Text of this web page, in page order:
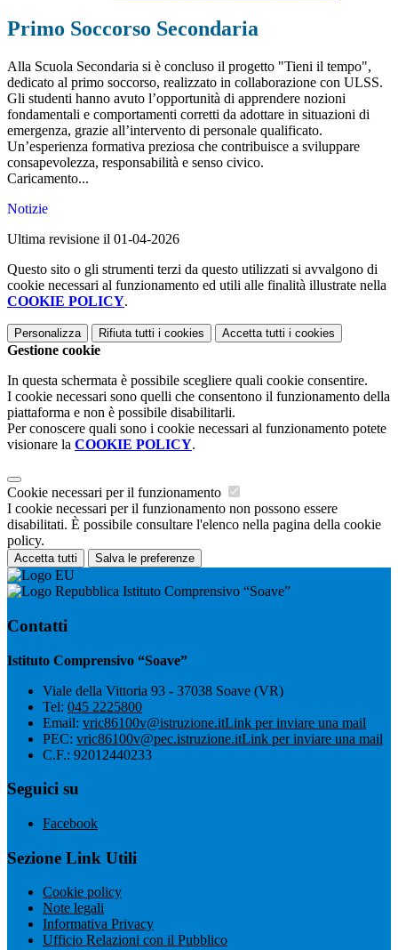
Primo Soccorso Secondaria
Alla Scuola Secondaria si è concluso il progetto "Tieni il tempo",
dedicato al primo soccorso, realizzato in collaborazione con ULSS.
Gli studenti hanno avuto l’opportunità di apprendere nozioni
fondamentali e comportamenti corretti da adottare in situazioni di
emergenza, grazie all’intervento di personale qualificato.
Un’esperienza formativa preziosa che contribuisce a sviluppare
consapevolezza, responsabilità e senso civico.
Caricamento...
Notizie
Ultima revisione il 01-04-2026
Questo sito o gli strumenti terzi da questo utilizzati si avvalgono di
cookie necessari al funzionamento ed utili alle finalità illustrate nella
COOKIE POLICY.
Personalizza Rifiuta tutti i cookies Accetta tutti i cookies
Gestione cookie
In questa schermata è possibile scegliere quali cookie consentire.
I cookie necessari sono quelli che consentono il funzionamento della
piattaforma e non è possibile disabilitarli.
Per conoscere quali sono i cookie necessari al funzionamento potete
visionare la COOKIE POLICY.
Cookie necessari per il funzionamento
I cookie necessari per il funzionamento non possono essere
disabilitati. È possibile consultare l'elenco nella pagina della cookie
policy.
Accetta tutti Salva le preferenze
Istituto Comprensivo “Soave”
Contatti
Istituto Comprensivo “Soave”
Viale della Vittoria 93 - 37038 Soave (VR)
Tel: 045 2225800
Email: vric86100v@istruzione.itLink per inviare una mail
PEC: vric86100v@pec.istruzione.itLink per inviare una mail
C.F.: 92012440233
Seguici su
Facebook
Sezione Link Utili
Cookie policy
Note legali
Informativa Privacy
Ufficio Relazioni con il Pubblico